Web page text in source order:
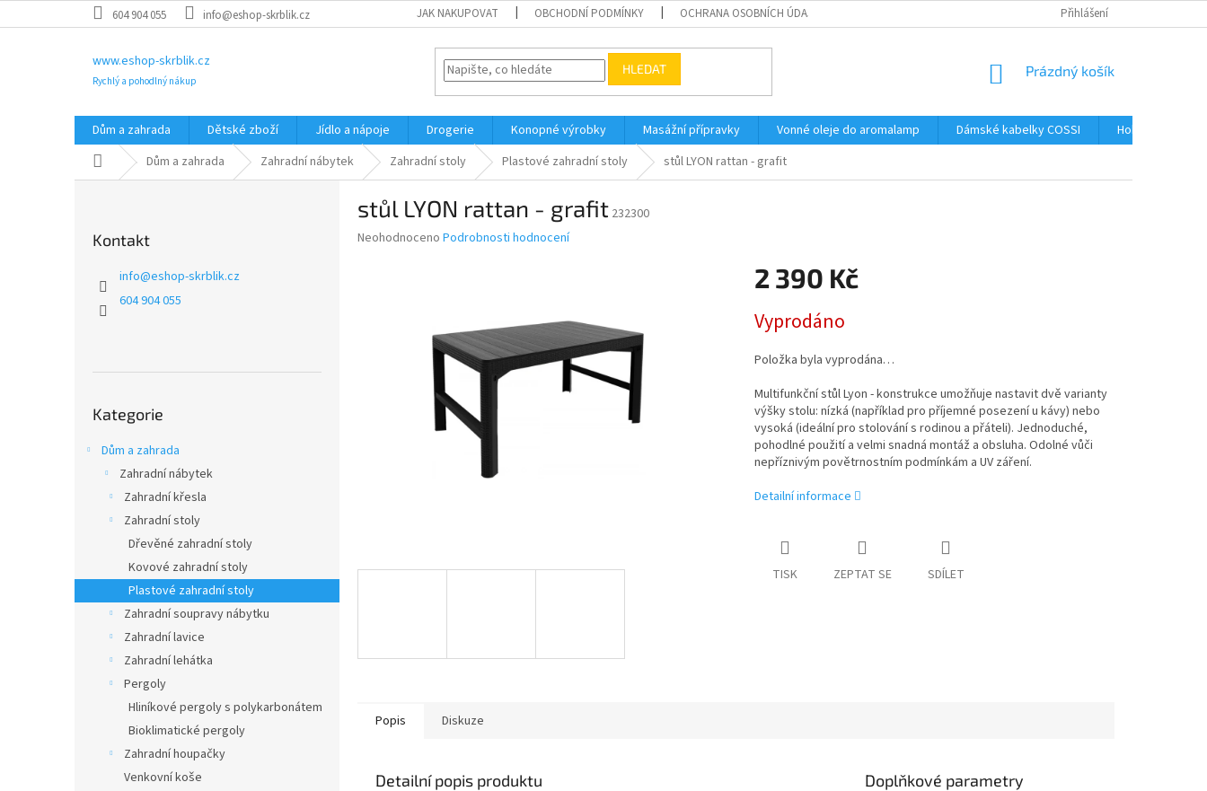
na
604 904 055 info@eshop-skrblik.cz JAK NAKUPOVAT OBCHODNÍ PODMÍNKY OCHRANA OSOBNÍCH ÚDAJŮ Přihlášení
www.eshop-skrblik.cz
Rychlý a pohodlný nákup
HLEDAT
NÁKUPNÍ
Prázdný košík
Dům a zahrada Dětské zboží Jídlo a nápoje Drogerie Konopné výrobky Masážní přípravky Vonné oleje do aromalamp Dámské kabelky COSSI Hobby
Domů Dům a zahrada Zahradní nábytek Zahradní stoly Plastové zahradní stoly stůl LYON rattan - grafit
Kontakt
info@eshop-skrblik.cz
604 904 055
kategorie
Kategorie
Dům a zahrada
Zahradní nábytek
Zahradní křesla
Zahradní stoly
Dřevěné zahradní stoly
Kovové zahradní stoly
Plastové zahradní stoly
Zahradní soupravy nábytku
Zahradní lavice
Zahradní lehátka
Pergoly
Hliníkové pergoly s polykarbonátem
Bioklimatické pergoly
Zahradní houpačky
Venkovní koše
stůl LYON rattan - grafit 232300
Průměrné
Neohodnoceno Podrobnosti hodnocení
2 390 Kč
cena:
Vyprodáno
Položka byla vyprodána…
Multifunkční stůl Lyon - konstrukce umožňuje nastavit dvě varianty
výšky stolu: nízká (například pro příjemné posezení u kávy) nebo
vysoká (ideální pro stolování s rodinou a přáteli). Jednoduché,
pohodlné použití a velmi snadná montáž a obsluha. Odolné vůči
nepříznivým povětrnostním podmínkám a UV záření.
Detailní informace
TISK ZEPTAT SE SDÍLET
Popis Diskuze
Detailní popis produktu Doplňkové parametry